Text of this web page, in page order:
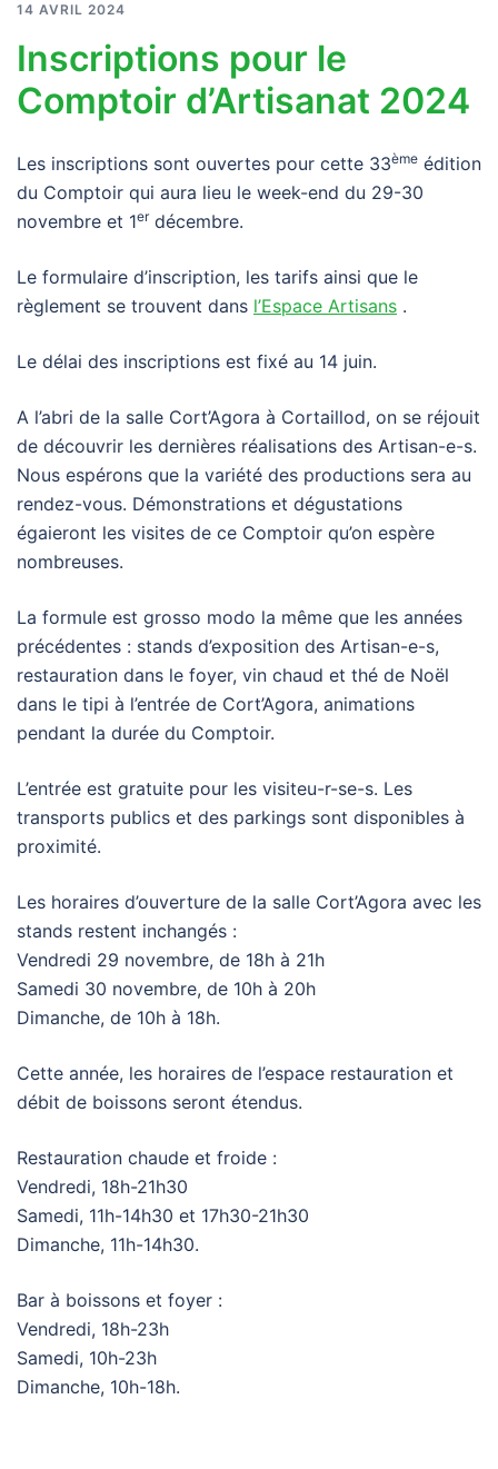
14 AVRIL 2024
Inscriptions pour le
Comptoir d’Artisanat 2024
Les inscriptions sont ouvertes pour cette 33ème édition
du Comptoir qui aura lieu le week-end du 29-30
novembre et 1erdécembre.
Le formulaire d’inscription, les tarifs ainsi que le
règlement se trouvent dans l’Espace Artisans .
Le délai des inscriptions est fixé au 14 juin.
A l’abri de la salle Cort’Agora à Cortaillod, on se réjouit
de découvrir les dernières réalisations des Artisan-e-s.
Nous espérons que la variété des productions sera au
rendez-vous. Démonstrations et dégustations
égaieront les visites de ce Comptoir qu’on espère
nombreuses.
La formule est grosso modo la même que les années
précédentes : stands d’exposition des Artisan-e-s,
restauration dans le foyer, vin chaud et thé de Noël
dans le tipi à l’entrée de Cort’Agora, animations
pendant la durée du Comptoir.
L’entrée est gratuite pour les visiteu-r-se-s. Les
transports publics et des parkings sont disponibles à
proximité.
Les horaires d’ouverture de la salle Cort’Agora avec les
stands restent inchangés :
Vendredi 29 novembre, de 18h à 21h
Samedi 30 novembre, de 10h à 20h
Dimanche, de 10h à 18h.
Cette année, les horaires de l’espace restauration et
débit de boissons seront étendus.
Restauration chaude et froide :
Vendredi, 18h-21h30
Samedi, 11h-14h30 et 17h30-21h30
Dimanche, 11h-14h30.
Bar à boissons et foyer :
Vendredi, 18h-23h
Samedi, 10h-23h
Dimanche, 10h-18h.